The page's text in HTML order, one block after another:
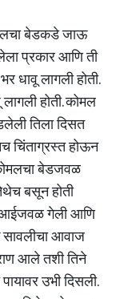
बेडकडे जाऊ
प्रकार आणि ती
धावू लागली होती.
होती. कोमल
तिला दिसत
चिंताग्रस्त होऊन
बेडजवळ
बसून होती
आईजवळ गेली आणि
आवाज
आले तशी तिने
उभी दिसली.